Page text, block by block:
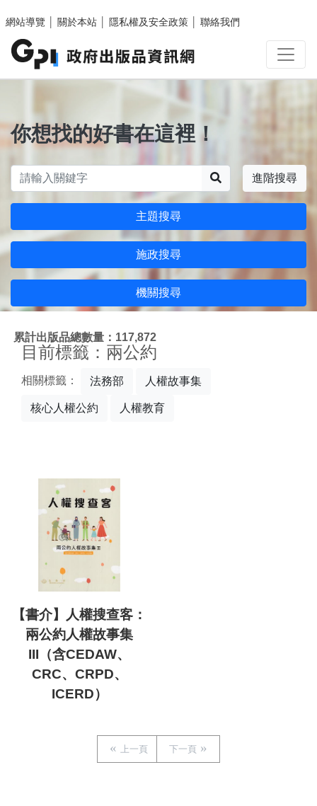
網站導覽
關於本站 隱私權及安全政策 聯絡我們
你想找的好書在這裡！
進階搜尋
主題搜尋
施政搜尋
機關搜尋
累計出版品總數量：117,872
目前標籤：兩公約
相關標籤： 法務部 人權故事集
核心人權公約 人權教育
【書介】人權搜查客：
兩公約人權故事集
III（含CEDAW、
CRC、CRPD、
ICERD）
上一頁 下一頁